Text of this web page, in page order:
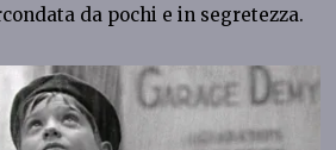
da pochi e in segretezza.